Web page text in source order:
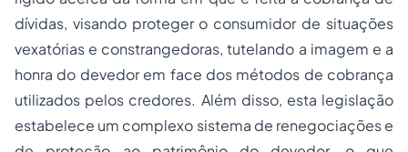
dívidas, visando proteger o consumidor de situações
vexatórias e constrangedoras, tutelando a imagem e a
honra do devedor em face dos métodos de cobrança
utilizados pelos credores. Além disso, esta legislação
estabelece um complexo sistema de renegociações e